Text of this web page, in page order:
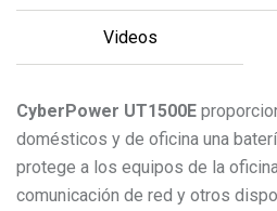
Videos
CyberPower UT1500E
domésticos y de oficina una
protege a los equipos de la
comunicación de red y otros